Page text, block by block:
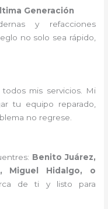
Generación
y refacciones
no solo sea rápido,
todos mis servicios. Mi
tu equipo reparado,
no regrese.
Benito Juárez,
Miguel Hidalgo, o
de ti y listo para